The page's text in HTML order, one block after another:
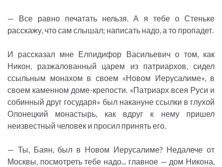
— Все равно печатать нельзя. А я тебе о Стеньке
расскажу, что сам слышал; написать надо, а то пропадет.
И рассказал мне Елпидифор Васильевич о том, как
Никон, разжалованный царем из патриархов, сидел
ссыльным монахом в своем «Новом Иерусалиме», в
своем каменном доме-крепости. «Патриарх всея Руси и
собинный друг государя» был накануне ссылки в глухой
Олонецкий монастырь, как вдруг к нему пришел
неизвестный человек и просил принять его.
— Ты, Баян, был в Новом Иерусалиме? Недалече от
Москвы, посмотреть тебе надо... главное — дом Никона,